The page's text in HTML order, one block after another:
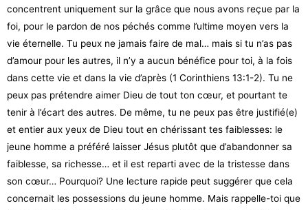
concentrent uniquement sur la grâce que nous avons reçue par la
foi, pour le pardon de nos péchés comme l’ultime moyen vers la
vie éternelle. Tu peux ne jamais faire de mal… mais si tu n’as pas
d’amour pour les autres, il n’y a aucun bénéfice pour toi, à la fois
dans cette vie et dans la vie d’après (1 Corinthiens 13:1-2). Tu ne
peux pas prétendre aimer Dieu de tout ton cœur, et pourtant te
tenir à l’écart des autres. De même, tu ne peux pas être justifié(e)
et entier aux yeux de Dieu tout en chérissant tes faiblesses: le
jeune homme a préféré laisser Jésus plutôt que d’abandonner sa
faiblesse, sa richesse… et il est reparti avec de la tristesse dans
son cœur… Pourquoi? Une lecture rapide peut suggérer que cela
concernait les possessions du jeune homme. Mais rappelle-toi que